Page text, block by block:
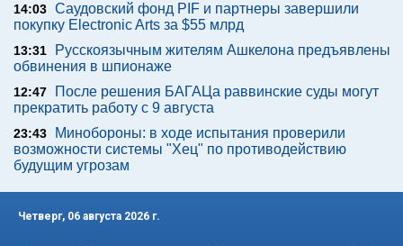
14:03 Саудовский фонд PIF и партнеры завершили
покупку Electronic Arts за $55 млрд
13:31
Русскоязычным жителям Ашкелона предъявлены
обвинения в шпионаже
12:47
После решения БАГАЦа раввинские суды могут
прекратить работу с 9 августа
23:43
Минобороны: в ходе испытания проверили
возможности системы "Хец" по противодействию
будущим угрозам
Четверг, 06 августа 2026 г.